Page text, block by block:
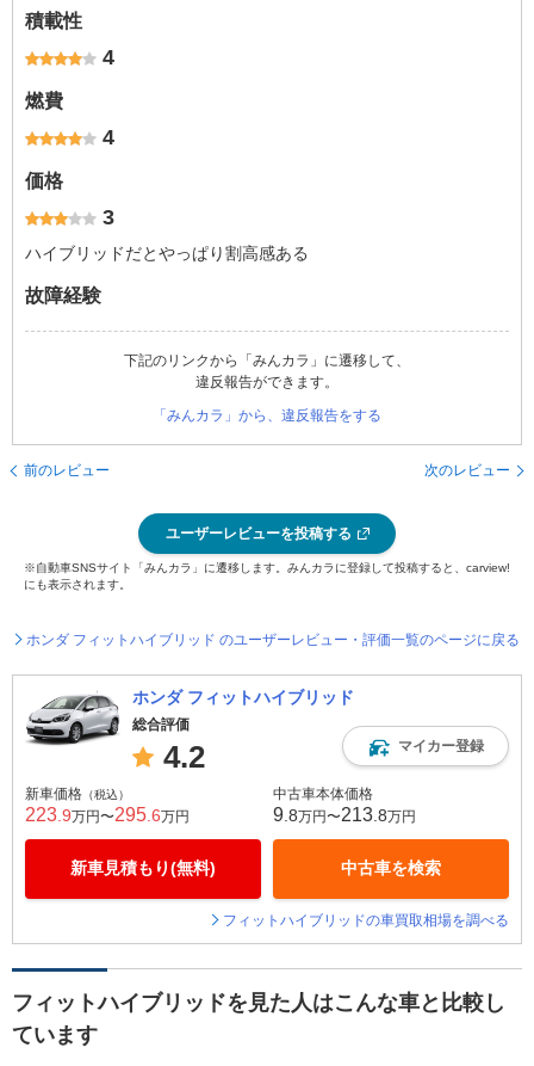
積載性
4
燃費
4
価格
3
ハイブリッドだとやっぱり割高感ある
故障経験
下記のリンクから「みんカラ」に遷移して、
違反報告ができます。
「みんカラ」から、違反報告をする
前のレビュー 次のレビュー
ユーザーレビューを投稿する
※自動車SNSサイト「みんカラ」に遷移します。みんカラに登録して投稿すると、carview!
にも表示されます。
ホンダ フィットハイブリッド のユーザーレビュー・評価一覧のページに戻る
ホンダ フィットハイブリッド
総合評価
4.2 マイカー登録
新車価格 （税込）
223 .9万円〜295 .6万円
新車見積もり(無料)
中古車本体価格
9 .8万円〜213 .8万円
中古車を検索
フィットハイブリッドの車買取相場を調べる
フィットハイブリッドを見た人はこんな車と比較し
ています